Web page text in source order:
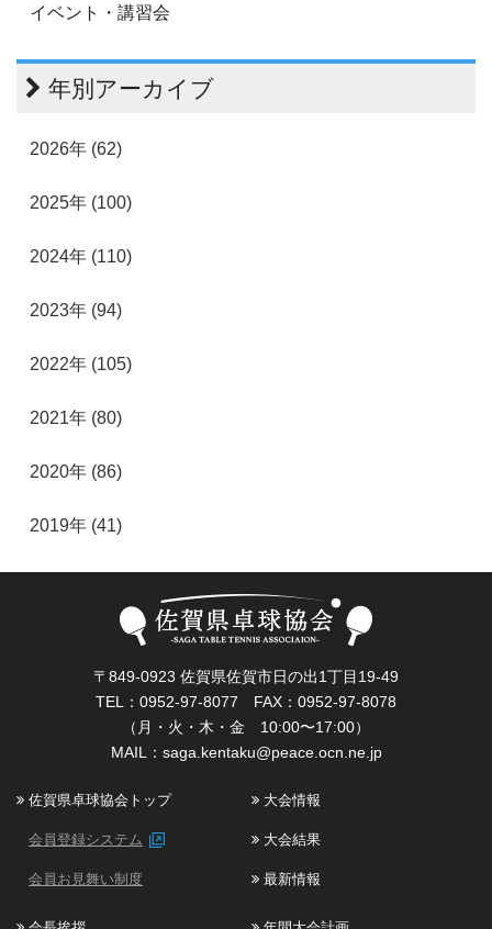
イベント・講習会
年別アーカイブ
2026年 (62)
2025年 (100)
2024年 (110)
2023年 (94)
2022年 (105)
2021年 (80)
2020年 (86)
2019年 (41)
〒849-0923 佐賀県佐賀市日の出1丁目19-49
TEL：0952-97-8077 FAX：0952-97-8078
（月・火・木・金 10:00〜17:00）
MAIL： saga.kentaku@peace.ocn.ne.jp
佐賀県卓球協会トップ
会員登録システム
会員お見舞い制度
大会情報
大会結果
最新情報